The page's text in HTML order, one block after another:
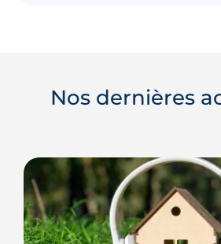
Nos dernières